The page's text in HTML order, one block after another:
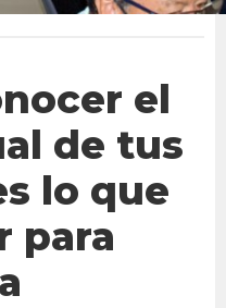
el
de tus
lo que
para